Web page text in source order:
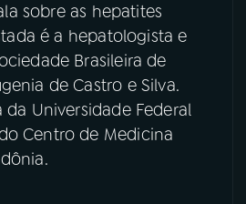
Facebook
sobre as hepatites
é a hepatologista e
Brasileira de
de Castro e Silva.
da Universidade Federal
Centro de Medicina